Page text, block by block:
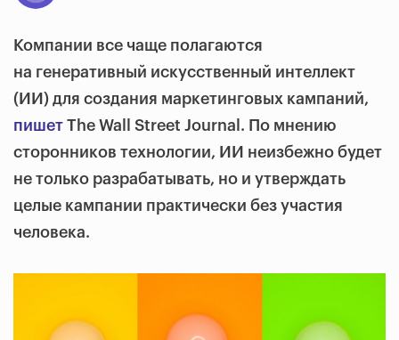
Компании все чаще полагаются
на генеративный искусственный интеллект
(ИИ) для создания маркетинговых кампаний,
пишет The Wall Street Journal. По мнению
сторонников технологии, ИИ неизбежно будет
не только разрабатывать, но и утверждать
целые кампании практически без участия
человека.